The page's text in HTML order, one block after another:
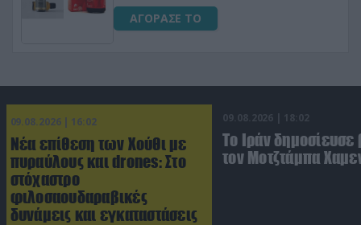
ΑΓΟΡΑΣΕ ΤΟ
09.08.2026 | 16:02
Νέα επίθεση των Χούθι με
πυραύλους και drones: Στο
στόχαστρο
φιλοσαουδαραβικές
δυνάμεις και εγκαταστάσεις
09.08.2026 | 18:02
Το Ιράν δημοσίευσε
τον Μοτζτάμπα